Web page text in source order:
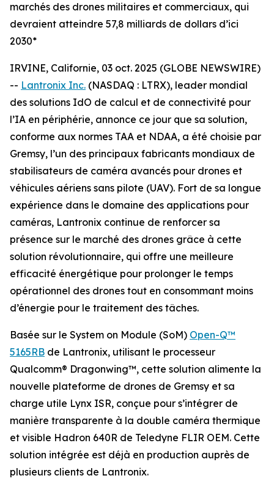
marchés des drones militaires et commerciaux, qui
devraient atteindre 57,8 milliards de dollars d’ici
2030*
IRVINE, Californie, 03 oct. 2025 (GLOBE NEWSWIRE)
-- Lantronix Inc. (NASDAQ : LTRX), leader mondial
des solutions IdO de calcul et de connectivité pour
l’IA en périphérie, annonce ce jour que sa solution,
conforme aux normes TAA et NDAA, a été choisie par
Gremsy, l’un des principaux fabricants mondiaux de
stabilisateurs de caméra avancés pour drones et
véhicules aériens sans pilote (UAV). Fort de sa longue
expérience dans le domaine des applications pour
caméras, Lantronix continue de renforcer sa
présence sur le marché des drones grâce à cette
solution révolutionnaire, qui offre une meilleure
efficacité énergétique pour prolonger le temps
opérationnel des drones tout en consommant moins
d’énergie pour le traitement des tâches.
Basée sur le System on Module (SoM) Open-Q™
5165RB de Lantronix, utilisant le processeur
Qualcomm® Dragonwing™, cette solution alimente la
nouvelle plateforme de drones de Gremsy et sa
charge utile Lynx ISR, conçue pour s’intégrer de
manière transparente à la double caméra thermique
et visible Hadron 640R de Teledyne FLIR OEM. Cette
solution intégrée est déjà en production auprès de
plusieurs clients de Lantronix.